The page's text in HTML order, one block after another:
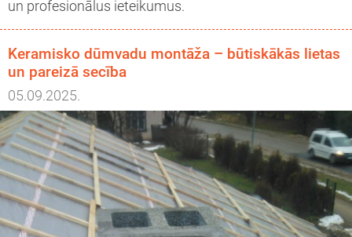
un profesionālus ieteikumus.
Keramisko dūmvadu montāža – būtiskākās lietas
un pareizā secība
05.09.2025.